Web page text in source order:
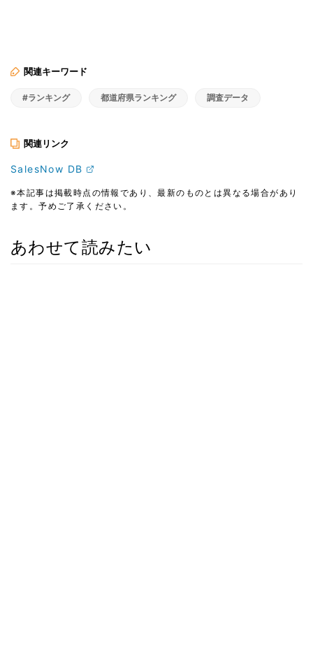
関連キーワード
#ランキング 都道府県ランキング 調査データ
関連リンク
SalesNow DB
※本記事は掲載時点の情報であり、最新のものとは異なる場合があり
ます。予めご了承ください。
あわせて読みたい